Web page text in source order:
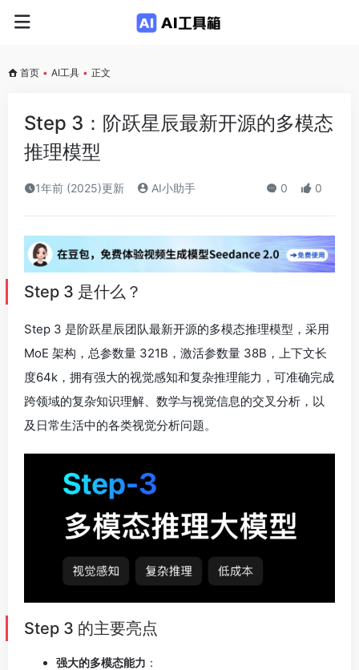
首页 • AI工具 • 正文
Step 3：阶跃星辰最新开源的多模态
推理模型
1年前 (2025)更新 AI小助手 0 0
Step 3 是什么？
Step 3 是阶跃星辰团队最新开源的多模态推理模型，采用
MoE 架构，总参数量 321B，激活参数量 38B，上下文长
度64k，拥有强大的视觉感知和复杂推理能力，可准确完成
跨领域的复杂知识理解、数学与视觉信息的交叉分析，以
及日常生活中的各类视觉分析问题。
Step 3 的主要亮点
强大的多模态能力 ：